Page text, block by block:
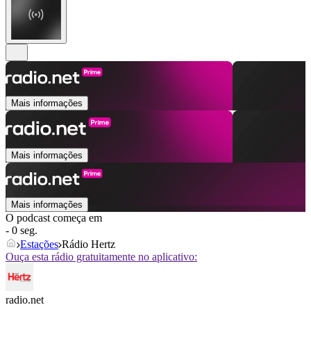
Mais informações
Mais informações
Mais informações
O podcast começa em
- 0 seg.
Estações Rádio Hertz
Ouça esta rádio gratuitamente no aplicativo:
radio.net